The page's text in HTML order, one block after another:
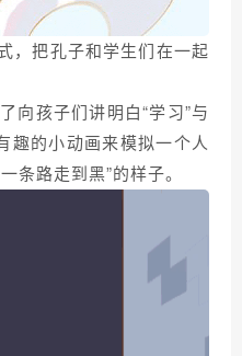
，把孔子和学生们在一起
向孩子们讲明白“学习”与
趣的小动画来模拟一个人
条路走到黑”的样子。